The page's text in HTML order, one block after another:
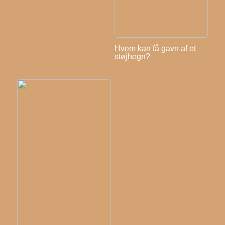
Hvem kan få gavn af et
støjhegn?